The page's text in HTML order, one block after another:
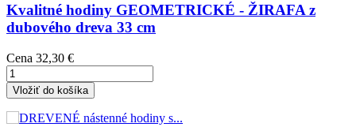
Kvalitné hodiny GEOMETRICKÉ - ŽIRAFA z
dubového dreva 33 cm
Cena 32,30 €
Vložiť do košíka